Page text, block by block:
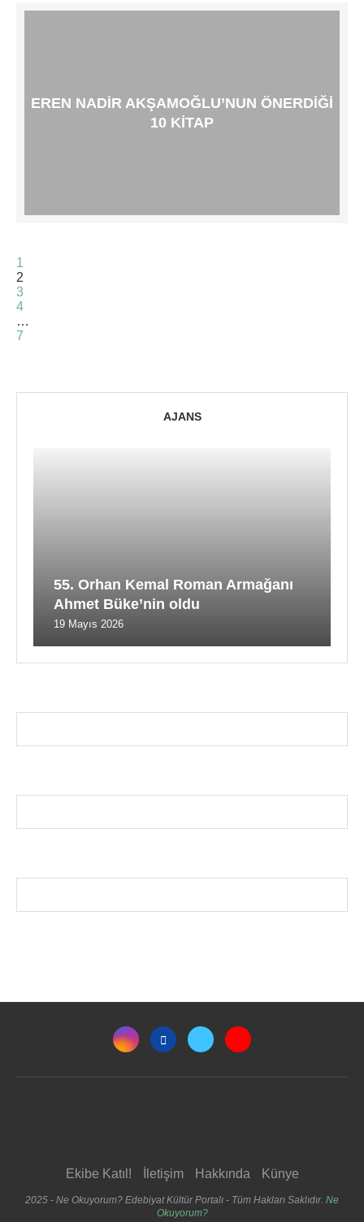
EREN NADIR AKŞAMOĞLU’NUN ÖNERDIĞI
10 KITAP
1
2
3
4
…
7
AJANS
55. Orhan Kemal Roman Armağanı
Ahmet Büke’nin oldu
19 Mayıs 2026
Ekibe Katıl! İletişim Hakkında Künye
2025 - Ne Okuyorum? Edebiyat Kültür Portalı - Tüm Hakları Saklıdır. Ne
Okuyorum?